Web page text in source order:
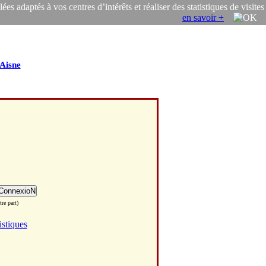
adaptés à vos centres d’intérêts et réaliser des statistiques de visites
en savoir +
Aisne
part)